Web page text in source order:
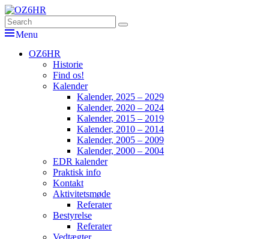
Skip
to
content
OZ6HR
EDR Horsens Afdeling
Search
for:
Søg
Menu
PrimærOZ6HR
Historie
Find os!
Kalender
Kalender, 2025 – 2029
Kalender, 2020 – 2024
Kalender, 2015 – 2019
Kalender, 2010 – 2014
Kalender, 2005 – 2009
Kalender, 2000 – 2004
EDR kalender
Praktisk info
Kontakt
Aktivitetsmøde
Referater
Bestyrelse
Referater
Vedtægter